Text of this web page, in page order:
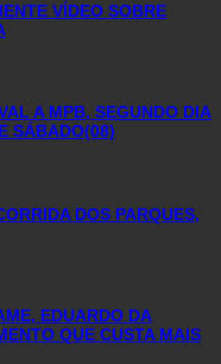
VÍDEO SOBRE
A MPB, SEGUNDO DIA
SÁBADO(08)
DOS PARQUES,
EDUARDO DA
QUE CUSTA MAIS